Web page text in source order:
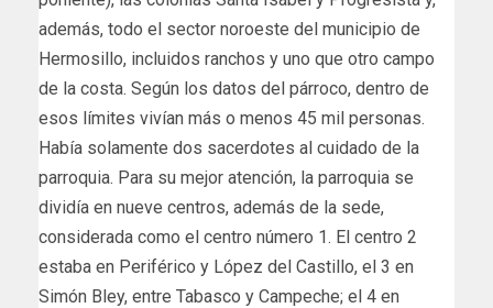
además, todo el sector noroeste del municipio de
Hermosillo, incluidos ranchos y uno que otro campo
de la costa. Según los datos del párroco, dentro de
esos límites vivían más o menos 45 mil personas.
Había solamente dos sacerdotes al cuidado de la
parroquia. Para su mejor atención, la parroquia se
dividía en nueve centros, además de la sede,
considerada como el centro número 1. El centro 2
estaba en Periférico y López del Castillo, el 3 en
Simón Bley, entre Tabasco y Campeche; el 4 en